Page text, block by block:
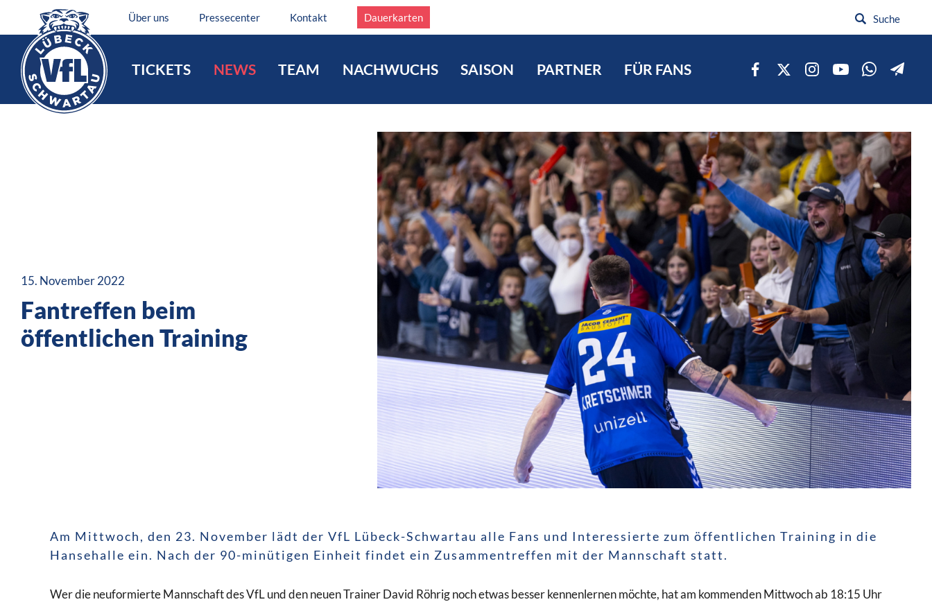
Über uns Pressecenter Kontakt Dauerkarten
TICKETS NEWS TEAM NACHWUCHS SAISON PARTNER FÜR FANS
15. November 2022
Fantreffen beim
öffentlichen Training
Am Mittwoch, den 23. November lädt der VfL Lübeck-Schwartau alle Fans und Interessierte zum öffentlichen Training in die
Hansehalle ein. Nach der 90-minütigen Einheit findet ein Zusammentreffen mit der Mannschaft statt.
Wer die neuformierte Mannschaft des VfL und den neuen Trainer David Röhrig noch etwas besser kennenlernen möchte, hat am kommenden Mittwoch ab 18:15 Uhr